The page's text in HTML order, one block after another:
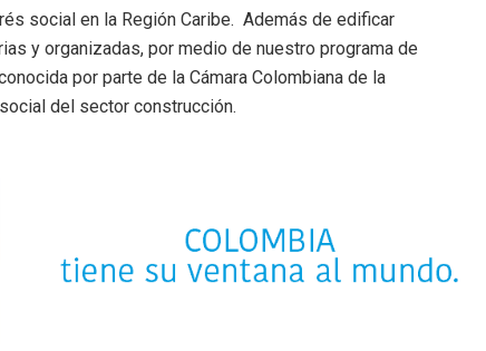
social en la Región Caribe. Además de edificar
y organizadas, por medio de nuestro programa de
por parte de la Cámara Colombiana de la
del sector construcción.